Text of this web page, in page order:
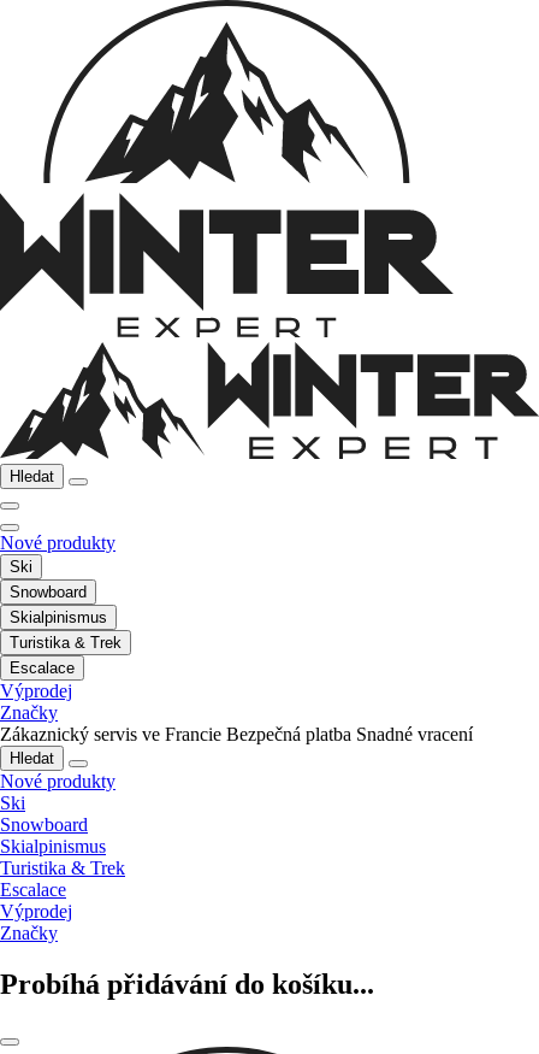
Hledat
Nové produkty
Ski
Snowboard
Skialpinismus
Turistika & Trek
Escalace
Výprodej
Značky
Zákaznický servis ve Francie Bezpečná platba Snadné vracení
Hledat
Nové produkty
Ski
Snowboard
Skialpinismus
Turistika & Trek
Escalace
Výprodej
Značky
Probíhá přidávání do košíku...